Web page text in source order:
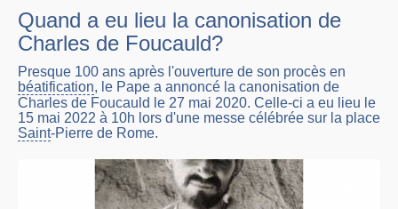
Quand a eu lieu la canonisation de
Charles de Foucauld?
Presque 100 ans après l'ouverture de son procès en
béatification, le Pape a annoncé la canonisation de
Charles de Foucauld le 27 mai 2020. Celle-ci a eu lieu le
15 mai 2022 à 10h lors d'une messe célébrée sur la place
Saint-Pierre de Rome.